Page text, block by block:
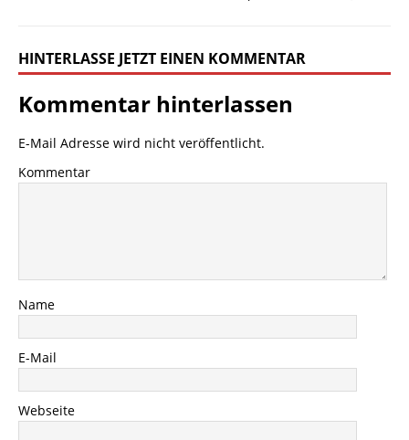
HINTERLASSE JETZT EINEN KOMMENTAR
Kommentar hinterlassen
E-Mail Adresse wird nicht veröffentlicht.
Kommentar
Name
E-Mail
Webseite